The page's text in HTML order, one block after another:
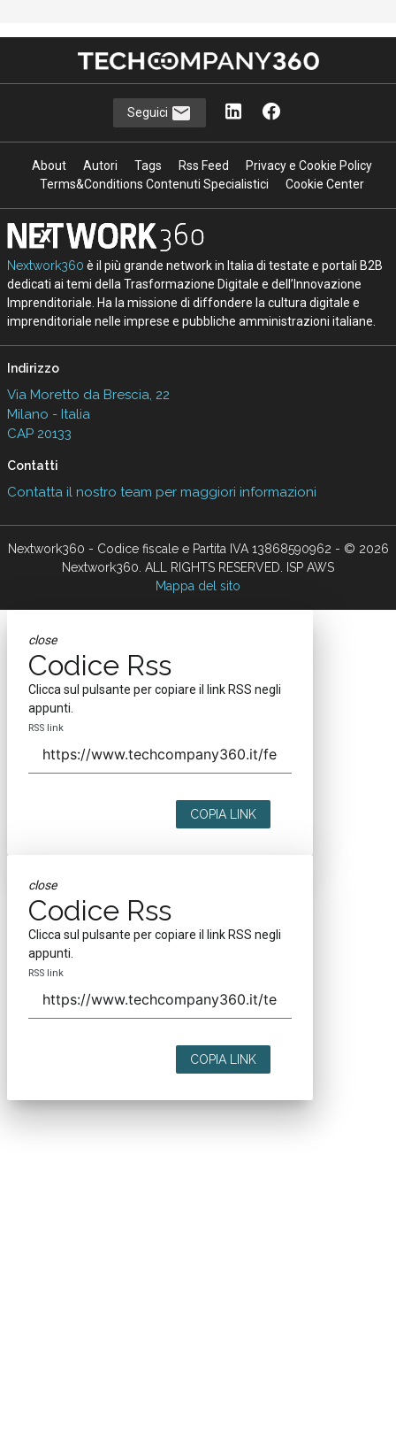
Seguici
About Autori Tags Rss Feed
Privacy e Cookie Policy
Terms&Conditions Contenuti Specialistici
Cookie Center
Nextwork360 è il più grande network in Italia di testate e portali B2B
dedicati ai temi della Trasformazione Digitale e dell’Innovazione
Imprenditoriale. Ha la missione di diffondere la cultura digitale e
imprenditoriale nelle imprese e pubbliche amministrazioni italiane.
Indirizzo
Via Moretto da Brescia, 22
Milano - Italia
CAP 20133
Contatti
Contatta il nostro team per maggiori informazioni
Nextwork360 - Codice fiscale e Partita IVA 13868590962 - © 2026
Nextwork360. ALL RIGHTS RESERVED. ISP AWS
Mappa del sito
close
Codice Rss
Clicca sul pulsante per copiare il link RSS negli
appunti.
RSS link
COPIA LINK
close
Codice Rss
Clicca sul pulsante per copiare il link RSS negli
appunti.
RSS link
COPIA LINK